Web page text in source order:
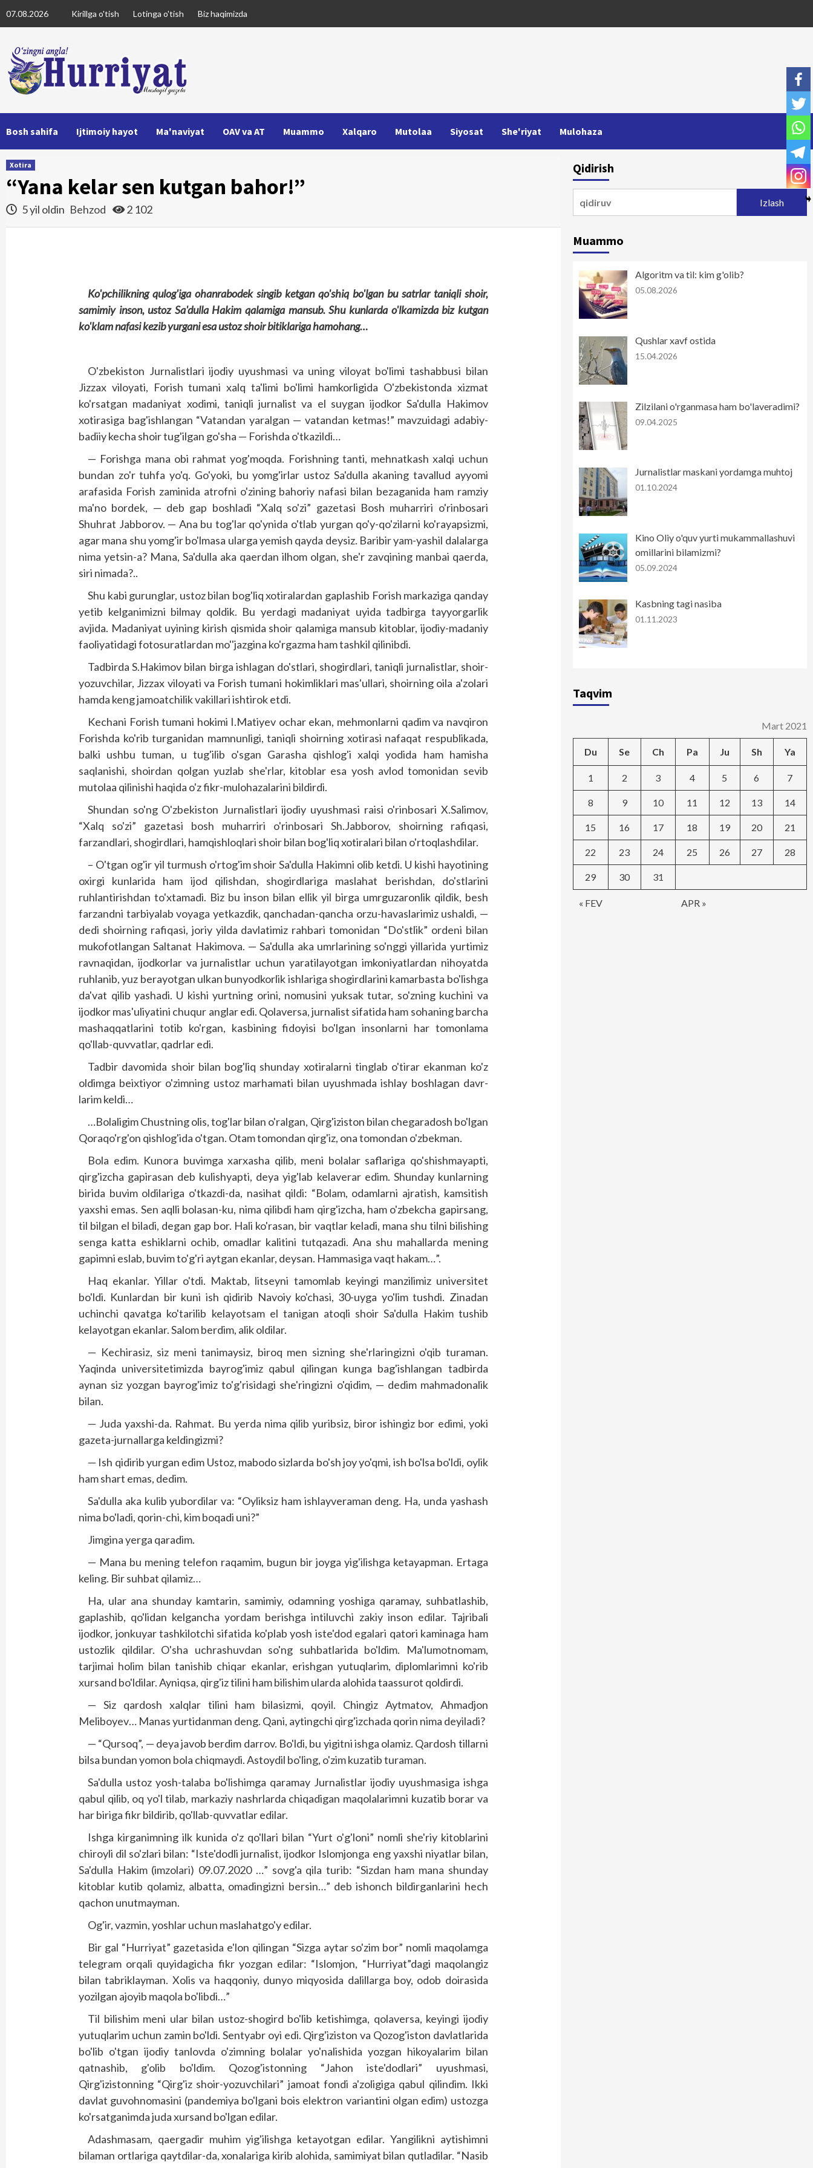
to
07.08.2026 Kirillga o'tish Lotinga o'tish Biz haqimizda
Bosh sahifa Ijtimoiy hayot Ma'naviyat OAV va AT Muammo Xalqaro Mutolaa Siyosat She'riyat Mulohaza
Xotira
“Yana kelar sen kutgan bahor!”
5 yil oldin Behzod 2 102
Ko'pchilikning qulog'iga ohanrabodek singib ketgan qo'shiq bo'lgan bu satrlar taniqli shoir,
samimiy inson, ustoz Sa'dulla Hakim qalamiga mansub. Shu kunlarda o'lkamizda biz kutgan
ko'klam nafasi kezib yurgani esa ustoz shoir bitiklariga hamohang…
O'zbekiston Jurnalistlari ijodiy uyushmasi va uning viloyat bo'limi tashabbusi bilan
Jizzax viloyati, Forish tumani xalq ta'limi bo'limi hamkorligida O'zbekistonda xizmat
ko'rsatgan madaniyat xodimi, taniqli jurnalist va el suygan ijodkor Sa'dulla Hakimov
xotirasiga bag'ishlangan “Vatandan yaralgan — vatandan ketmas!” mavzuidagi adabiy-
badiiy kecha shoir tug'ilgan go'sha — Forishda o'tkazildi…
— Forishga mana obi rahmat yog'moqda. Forishning tanti, mehnatkash xalqi uchun
bundan zo'r tuhfa yo'q. Go'yoki, bu yomg'irlar ustoz Sa'dulla akaning tavallud ayyomi
arafasida Forish zaminida atrofni o'zining bahoriy nafasi bilan bezaganida ham ramziy
ma'no bordek, — deb gap bosh­ladi “Xalq so'zi” gazetasi Bosh muharriri o'rinbosari
Shuhrat Jabborov. — Ana bu tog'lar qo'ynida o'tlab yurgan qo'y-qo'zilarni ko'rayapsizmi,
agar mana shu yomg'ir bo'lmasa ularga yemish qayda deysiz. Baribir yam-yashil dalalarga
nima yetsin-a? Mana, Sa'dulla aka qaerdan ilhom olgan, she'r zavqining manbai qaerda,
siri nimada?..
Shu kabi gurunglar, ustoz bilan bog'liq xotiralardan gaplashib Forish markaziga qanday
yetib kelganimizni bilmay qoldik. Bu yerdagi madaniyat uyida tadbirga tayyorgarlik
avjida. Madaniyat uyining kirish qismida shoir qalamiga mansub kitoblar, ijodiy-madaniy
faoliyatidagi fotosuratlardan mo''jazgina ko'rgazma ham tashkil qilinibdi.
Tadbirda S.Hakimov bilan birga ishlagan do'stlari, shogirdlari, taniqli jurnalistlar, shoir-
yozuvchilar, Jizzax viloyati va Forish tumani hokimliklari mas'ullari, shoirning oila a'zolari
hamda keng jamoatchilik vakillari ishtirok etdi.
Kechani Forish tumani hokimi I.Matiyev ochar ekan, mehmonlarni qadim va nav­qiron
Forishda ko'rib turganidan mamnunligi, taniqli shoirning xotirasi nafaqat respub­likada,
balki ushbu tuman, u tug'ilib o'sgan Garasha qishlog'i xalqi yodida ham hamisha
saqlanishi, shoirdan qolgan yuzlab she'rlar, kitoblar esa yosh avlod tomonidan sevib
mutolaa qilinishi haqida o'z fikr-mulohazalarini bildirdi.
Shundan so'ng O'zbekis­ton Jurnalistlari ijodiy uyushmasi raisi o'rinbosari X.Salimov,
“Xalq so'zi” gazetasi bosh muharriri o'rinbosari Sh.Jabborov, shoirning rafiqasi,
farzandlari, shogirdlari, hamqishloqlari shoir bilan bog'liq xotiralari bilan o'rtoqlashdilar.
– O'tgan og'ir yil turmush o'rtog'im shoir Sa'dulla Hakimni olib ketdi. U kishi hayotining
oxirgi kunlarida ham ijod qilishdan, shogirdlariga maslahat berishdan, do'stlarini
ruhlantirishdan to'xtamadi. Biz bu inson bilan ellik yil birga umrguzaronlik qildik, besh
farzandni tarbiyalab voyaga yetkazdik, qanchadan-qancha orzu-havaslarimiz ushaldi, —
dedi shoirning rafiqasi, joriy yilda davlatimiz rahbari tomonidan “Do'stlik” ordeni bilan
mukofotlangan Saltanat Hakimova. — Sa'dulla aka umrlarining so'nggi yillarida yurtimiz
ravnaqidan, ijodkorlar va jurnalistlar uchun yaratilayotgan imkoniyatlardan nihoyatda
ruhlanib, yuz berayotgan ulkan bunyodkorlik ishlariga shogirdlarini kamarbasta bo'lishga
da'vat qilib yashadi. U kishi yurtning orini, nomusini yuksak tutar, so'zning kuchini va
ijodkor mas'uliyatini chuqur anglar edi. Qolaversa, jurnalist sifatida ham sohaning barcha
mashaqqatlarini totib ko'rgan, kasbining fidoyisi bo'lgan insonlarni har tomonlama
qo'llab-quvvatlar, qadrlar edi.
Tadbir davomida shoir bilan bog'liq shunday xotiralarni tinglab o'tirar ekanman ko'z
oldimga beixtiyor o'zimning ustoz marhamati bilan uyushmada ishlay boshlagan davr­
larim keldi…
…Bolaligim Chustning olis, tog'­lar bilan o'ralgan, Qirg'iziston bilan chegaradosh bo'lgan
Qoraqo'rg'on qishlog'ida o'tgan. Otam tomondan qirg'iz, ona tomondan o'zbekman.
Bola edim. Kunora buvimga xarxasha qilib, meni bolalar saflariga qo'shishmayapti,
qirg'izcha gapirasan deb kulishyapti, deya yig'lab kelaverar edim. Shunday kunlarning
birida buvim oldilariga o'tkazdi-da, nasihat qildi: “Bolam, odamlarni ajratish, kamsitish
yaxshi emas. Sen aqlli bolasan-ku, nima qilibdi ham qirg'izcha, ham o'zbekcha gapirsang,
til bilgan el biladi, degan gap bor. Hali ko'rasan, bir vaqtlar keladi, mana shu tilni bilishing
senga katta eshiklarni ochib, omadlar kalitini tutqazadi. Ana shu mahallarda mening
gapimni eslab, buvim to'g'ri aytgan ekanlar, deysan. Hammasiga vaqt hakam…”.
Haq ekanlar. Yillar o'tdi. Maktab, litseyni tamomlab keyingi manzilimiz universitet
bo'ldi. Kunlardan bir kuni ish qidirib Navoiy ko'chasi, 30-uyga yo'lim tushdi. Zinadan
uchinchi qavatga ko'tarilib kelayotsam el tanigan atoqli shoir Sa'dulla Hakim tushib
kelayotgan ekanlar. Salom berdim, alik oldilar.
— Kechirasiz, siz meni tanimaysiz, biroq men sizning she'rlaringizni o'qib turaman.
Yaqinda universitetimizda bayrog'imiz qabul qilingan kunga bag'ishlangan tadbirda
aynan siz yozgan bayrog'imiz to'g'risidagi she'ringizni o'qidim, — dedim mahmadonalik
bilan.
— Juda yaxshi-da. Rahmat. Bu yerda nima qilib yuribsiz, biror ishingiz bor edimi, yoki
gazeta-jurnallarga keldingizmi?
— Ish qidirib yurgan edim Ustoz, mabodo sizlarda bo'sh joy yo'qmi, ish bo'lsa bo'ldi, oylik
ham shart emas, dedim.
Sa'dulla aka kulib yubordilar va: “Oyliksiz ham ishlayveraman deng. Ha, unda yashash
nima bo'ladi, qorin-chi, kim boqadi uni?”
Jimgina yerga qaradim.
— Mana bu mening telefon raqamim, bugun bir joyga yig'ilishga ketayapman. Ertaga
keling. Bir suhbat qilamiz…
Ha, ular ana shunday kamtarin, samimiy, odamning yoshiga qaramay, suhbatlashib,
gaplashib, qo'lidan kelgancha yordam berishga intiluvchi zakiy inson edilar. Tajribali
ijodkor, jonkuyar tashkilotchi sifatida ko'plab yosh iste'dod egalari qatori kaminaga ham
ustozlik qildilar. O'sha uchrashuvdan so'ng suhbatlarida bo'ldim. Ma'lumotnomam,
tarjimai holim bilan tanishib chiqar ekanlar, erishgan yutuqlarim, diplomlarimni ko'rib
xursand bo'ldilar. Ayniqsa, qirg'iz tilini ham bilishim ularda alohida taassurot qoldirdi.
— Siz qardosh xalqlar tilini ham bilasizmi, qoyil. Chingiz Aytmatov, Ahmadjon
Meliboyev… Manas yurtidanman deng. Qani, aytingchi qirg'izchada qorin nima deyiladi?
— “Qursoq”, — deya javob berdim darrov. Bo'ldi, bu yigitni ishga olamiz. Qardosh tillarni
bilsa bundan yomon bola chiqmaydi. Astoydil bo'ling, o'zim kuzatib turaman.
Sa'dulla ustoz yosh-talaba bo'lishimga qaramay Jurnalistlar ijodiy uyushmasiga ishga
qabul qilib, oq yo'l tilab, markaziy nashrlarda chiqadigan maqolalarimni kuzatib borar va
har biriga fikr bildirib, qo'llab-quvvatlar edilar.
Ishga kirganimning ilk kunida o'z qo'llari bilan “Yurt o'g'loni” nomli she'riy kitoblarini
chiroyli dil so'zlari bilan: “Iste'dodli jurnalist, ijodkor Islomjonga eng yaxshi niyatlar bilan,
Sa'dulla Hakim (imzolari) 09.07.2020 …” sovg'a qila turib: “Sizdan ham mana shunday
kitoblar kutib qolamiz, albatta, omadingizni bersin…” deb ishonch bildirganlarini hech
qachon unutmayman.
Og'ir, vazmin, yoshlar uchun maslahatgo'y edilar.
Bir gal “Hurriyat” gazetasida e'lon qilingan “Sizga aytar so'zim bor” nomli maqolamga
teleg­ram orqali quyidagicha fikr yozgan edilar: “Islomjon, “Hurriyat”dagi maqolangiz
bilan tabriklayman. Xolis va haqqoniy, dunyo miqyosida dalillarga boy, odob doirasida
yozilgan ajoyib maqola bo'libdi…”
Til bilishim meni ular bilan ustoz-shogird bo'lib ketishimga, qolaversa, keyingi ijodiy
yutuqlarim uchun zamin bo'ldi. Sentyabr oyi edi. Qirg'iziston va Qozog'iston davlatlarida
bo'lib o'tgan ijodiy tanlovda o'zimning bolalar yo'nalishida yozgan hikoyalarim bilan
qatnashib, g'olib bo'ldim. Qozog'is­tonning “Jahon iste'dodlari” uyushmasi,
Qirg'izistonning “Qirg'iz shoir-yozuvchilari” jamoat fondi a'zoligiga qabul qilindim. Ikki
davlat guvohnomasini (pandemiya bo'lgani bois elektron variantini olgan edim) ustozga
ko'rsatganimda juda xursand bo'lgan edilar.
Adashmasam, qaergadir muhim yig'ilishga ketayotgan edilar. Yangilikni aytishimni
bilaman ortlariga qaytdilar-da, xonalariga kirib alohida, samimiyat bilan qutladilar. “Nasib
Qidirish
Muammo
Algoritm va til: kim g'olib?
05.08.2026
Qushlar xavf ostida
15.04.2026
Zilzilani o'rganmasa ham bo'laveradimi?
09.04.2025
Jurnalistlar maskani yordamga muhtoj
01.10.2024
Kino Oliy o'quv yurti mukammallashuvi
omillarini bilamizmi?
05.09.2024
Kasbning tagi nasiba
01.11.2023
Taqvim
Mart 2021
Du Se Ch Pa Ju Sh Ya
« FEV APR »
1 2 3 4 5 6 7
8 9 10 11 12 13 14
15 16 17 18 19 20 21
22 23 24 25 26 27 28
29 30 31